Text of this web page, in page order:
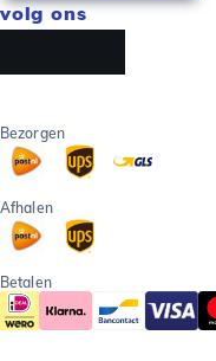
volg ons
Bezorgen
Afhalen
Betalen